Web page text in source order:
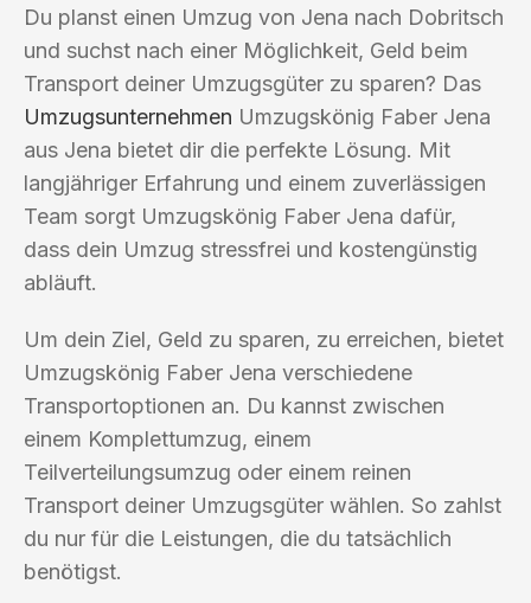
Du planst einen Umzug von Jena nach Dobritsch
und suchst nach einer Möglichkeit, Geld beim
Transport deiner Umzugsgüter zu sparen? Das
Umzugsunternehmen Umzugskönig Faber Jena
aus Jena bietet dir die perfekte Lösung. Mit
langjähriger Erfahrung und einem zuverlässigen
Team sorgt Umzugskönig Faber Jena dafür,
dass dein Umzug stressfrei und kostengünstig
abläuft.
Um dein Ziel, Geld zu sparen, zu erreichen, bietet
Umzugskönig Faber Jena verschiedene
Transportoptionen an. Du kannst zwischen
einem Komplettumzug, einem
Teilverteilungsumzug oder einem reinen
Transport deiner Umzugsgüter wählen. So zahlst
du nur für die Leistungen, die du tatsächlich
benötigst.